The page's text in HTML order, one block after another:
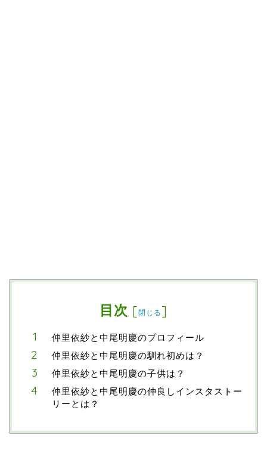
目次 [閉じる ]
仲里依紗と中尾明慶のプロフィール
仲里依紗と中尾明慶の馴れ初めは？
仲里依紗と中尾明慶の子供は？
仲里依紗と中尾明慶の仲良しインスタストー
リーとは？